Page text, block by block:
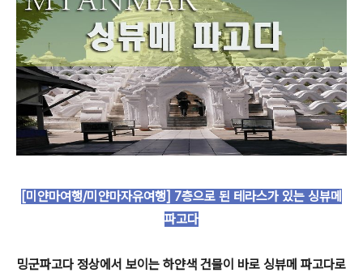
[미얀마여행/미얀마자유여행] 7층으로 된 테라스가 있는 싱뷰메
파고다
밍군파고다 정상에서 보이는 하얀색 건물이 바로 싱뷰메 파고다로